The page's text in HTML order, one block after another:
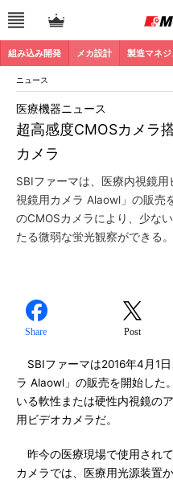
組み込み開発 メカ設計 製造マネジ
ニュース
超高感度CMOSカメラ
カメラ
医療機器ニュース
SBIファーマは、医療内視鏡
視鏡用カメラ Alaowl」の販売
のCMOSカメラにより、少な
たる微弱な蛍光観察ができる。
Share Post
SBIファーマは2016年4月1
ラ Alaowl」の販売を開始した
いる軟性または硬性内視鏡の
用ビデオカメラだ。
昨今の医療現場で使用され
カメラでは、医療用光源装置